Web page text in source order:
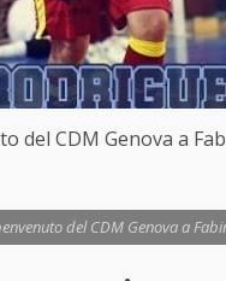
del CDM Genova a
del CDM Genova a